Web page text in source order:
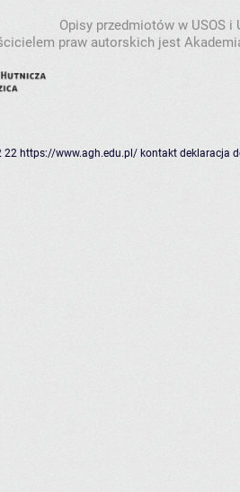
Opisy przedmiotów w USOS
praw autorskich jest
22 https://www.agh.edu.pl/ kontakt deklaracja